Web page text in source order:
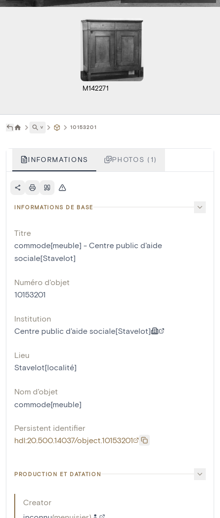
M142271
˅ 10153201
INFORMATIONS PHOTOS (1)
INFORMATIONS DE BASE
Titre
commode[meuble] - Centre public d'aide
sociale[Stavelot]
Numéro d'objet
10153201
Institution
Centre public d'aide sociale[Stavelot]
Lieu
Stavelot[localité]
Nom d'objet
commode[meuble]
Persistent identifier
hdl:20.500.14037/object.10153201
PRODUCTION ET DATATION
Creator